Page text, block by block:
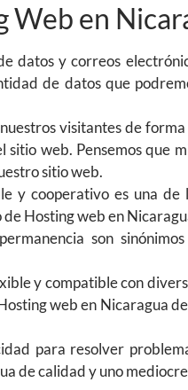
Web en
datos y correos
de datos que
visitantes de forma
web. Pensemos que
sitio web.
y cooperativo es una de
Hosting web en
son
y compatible con
web en Nicaragua
para resolver
de calidad y uno